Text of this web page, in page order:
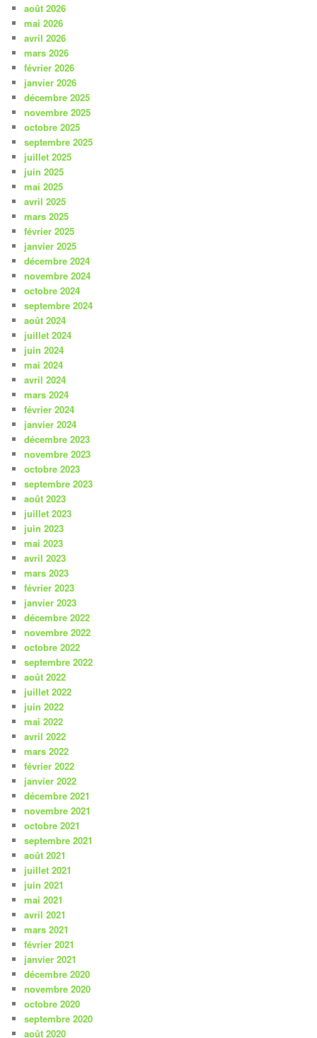
août 2026
mai 2026
avril 2026
mars 2026
février 2026
janvier 2026
décembre 2025
novembre 2025
octobre 2025
septembre 2025
juillet 2025
juin 2025
mai 2025
avril 2025
mars 2025
février 2025
janvier 2025
décembre 2024
novembre 2024
octobre 2024
septembre 2024
août 2024
juillet 2024
juin 2024
mai 2024
avril 2024
mars 2024
février 2024
janvier 2024
décembre 2023
novembre 2023
octobre 2023
septembre 2023
août 2023
juillet 2023
juin 2023
mai 2023
avril 2023
mars 2023
février 2023
janvier 2023
décembre 2022
novembre 2022
octobre 2022
septembre 2022
août 2022
juillet 2022
juin 2022
mai 2022
avril 2022
mars 2022
février 2022
janvier 2022
décembre 2021
novembre 2021
octobre 2021
septembre 2021
août 2021
juillet 2021
juin 2021
mai 2021
avril 2021
mars 2021
février 2021
janvier 2021
décembre 2020
novembre 2020
octobre 2020
septembre 2020
août 2020